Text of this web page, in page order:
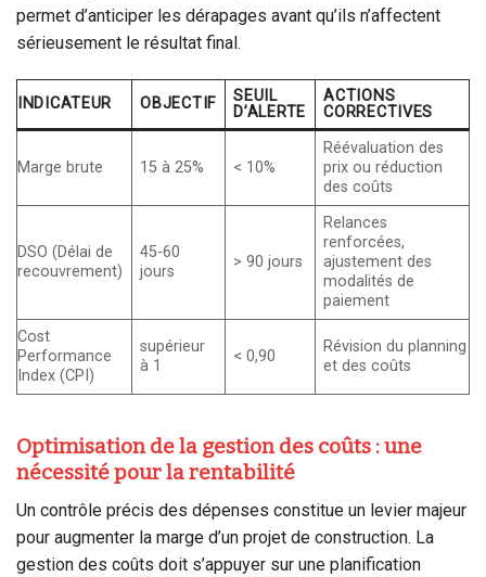
permet d’anticiper les dérapages avant qu’ils n’affectent
sérieusement le résultat final.
INDICATEUR OBJECTIF
SEUIL
D’ALERTE
ACTIONS
CORRECTIVES
Marge brute 15 à 25% < 10%
Réévaluation des
prix ou réduction
des coûts
DSO (Délai de
recouvrement)
45-60
jours
> 90 jours
Relances
renforcées,
ajustement des
modalités de
paiement
Cost
Performance
Index (CPI)
supérieur
à 1
< 0,90
Révision du planning
et des coûts
Optimisation de la gestion des coûts : une
nécessité pour la rentabilité
Un contrôle précis des dépenses constitue un levier majeur
pour augmenter la marge d’un projet de construction. La
gestion des coûts doit s’appuyer sur une planification